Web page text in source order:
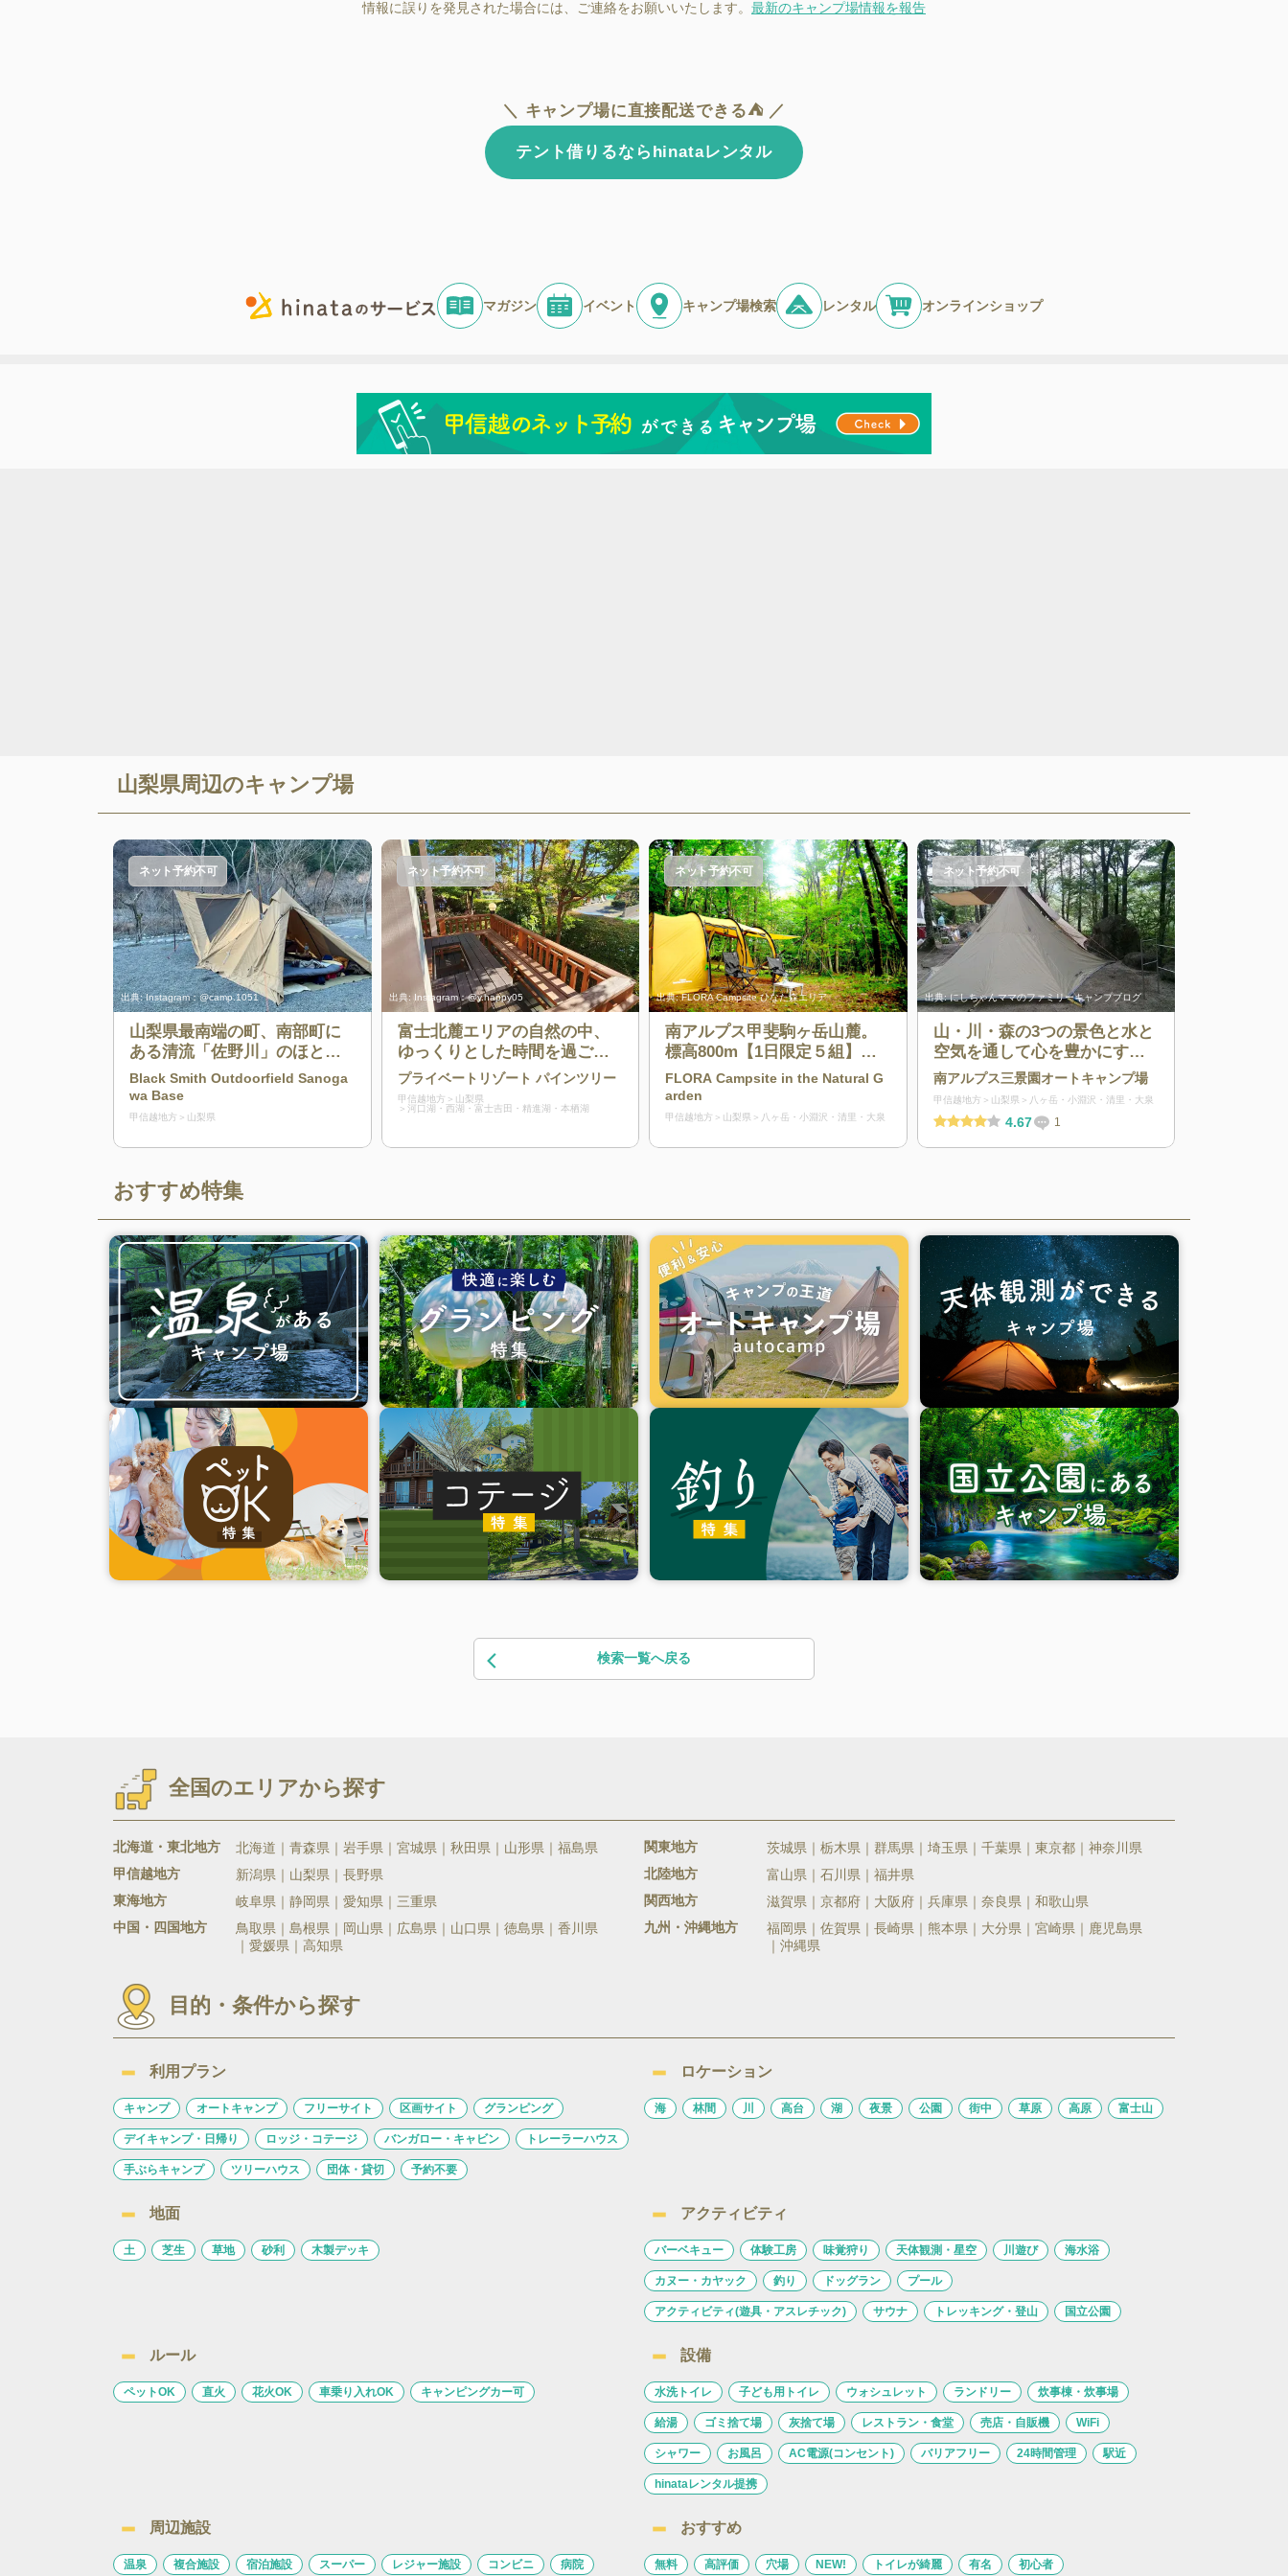
情報に誤りを発見された場合には、ご連絡をお願いいたします。 最新のキャンプ場情報を報告
＼ キャンプ場に直接配送できる⛺ ／
テント借りるならhinataレンタル
マガジン イベント キャンプ場検索 レンタル オンラインショップ
山梨県周辺のキャンプ場
出典:Instagram：@camp.1051
ネット予約不可
山梨県最南端の町、南部町に
ある清流「佐野川」のほとり
のキャンプサイト
Black Smith Outdoorfield Sanoga
wa Base
甲信越地方 山梨県
出典: Instagram：@y.happy05
ネット予約不可
富士北麓エリアの自然の中、
ゆっくりとした時間を過ごす
ことができる貸別荘施設
プライベートリゾート パインツリー
甲信越地方
山梨県
河口湖・西湖・富士吉田・精進湖・本栖湖
出典:FLORA Campsite ひなた森エリア
ネット予約不可
南アルプス甲斐駒ヶ岳山麓。
標高800m【1日限定５組】の
グランピングスタイルの手ぶ
らでキャンプと、【1日限定13
組】のソロ&デュオでゆったり
アを有する初心者からコアな
FLORA Campsite in the Natural G
arden
甲信越地方 山梨県 八ヶ岳・小淵沢・清里・大泉
出典:にしちゃんママのファミリーキャンプブログ
ネット予約不可
山・川・森の3つの景色と水と
空気を通して心を豊かにする
キャンプ場
南アルプス三景園オートキャンプ場
甲信越地方 山梨県 八ヶ岳・小淵沢・清里・大泉
4.67 1
おすすめ特集
検索一覧へ戻る
全国のエリアから探す
北海道・東北地方 北海道 青森県 岩手県 宮城県 秋田県 山形県 福島県 関東地方 茨城県 栃木県 群馬県 埼玉県 千葉県 東京都
神奈川県
甲信越地方
新潟県 山梨県 長野県 北陸地方 富山県 石川県
福井県
東海地方
岐阜県 静岡県 愛知県 三重県 関西地方 滋賀県 京都府 大阪府 兵庫県 奈良県
和歌山県
中国・四国地方
鳥取県 島根県 岡山県 広島県 山口県 徳島県
香川県
愛媛県
高知県
九州・沖縄地方 福岡県 佐賀県 長崎県 熊本県 大分県 宮崎県
鹿児島県
沖縄県
目的・条件から探す
利用プラン
キャンプ オートキャンプ フリーサイト 区画サイト グランピング
デイキャンプ・日帰り ロッジ・コテージ バンガロー・キャビン トレーラーハウス
手ぶらキャンプ ツリーハウス 団体・貸切 予約不要
ロケーション
海 林間 川 高台 湖 夜景 公園 街中 草原 高原 富士山
地面
土 芝生 草地 砂利 木製デッキ
アクティビティ
バーベキュー 体験工房 味覚狩り 天体観測・星空 川遊び 海水浴
カヌー・カヤック 釣り ドッグラン プール
アクティビティ(遊具・アスレチック) サウナ トレッキング・登山 国立公園
ルール
ペットOK 直火 花火OK 車乗り入れOK キャンピングカー可
設備
水洗トイレ 子ども用トイレ ウォシュレット ランドリー 炊事棟・炊事場
給湯 ゴミ捨て場 灰捨て場 レストラン・食堂 売店・自販機 WiFi
シャワー お風呂 AC電源(コンセント) バリアフリー 24時間管理 駅近
hinataレンタル提携
周辺施設
温泉 複合施設 宿泊施設 スーパー レジャー施設 コンビニ 病院
おすすめ
無料 高評価 穴場 NEW! トイレが綺麗 有名 初心者